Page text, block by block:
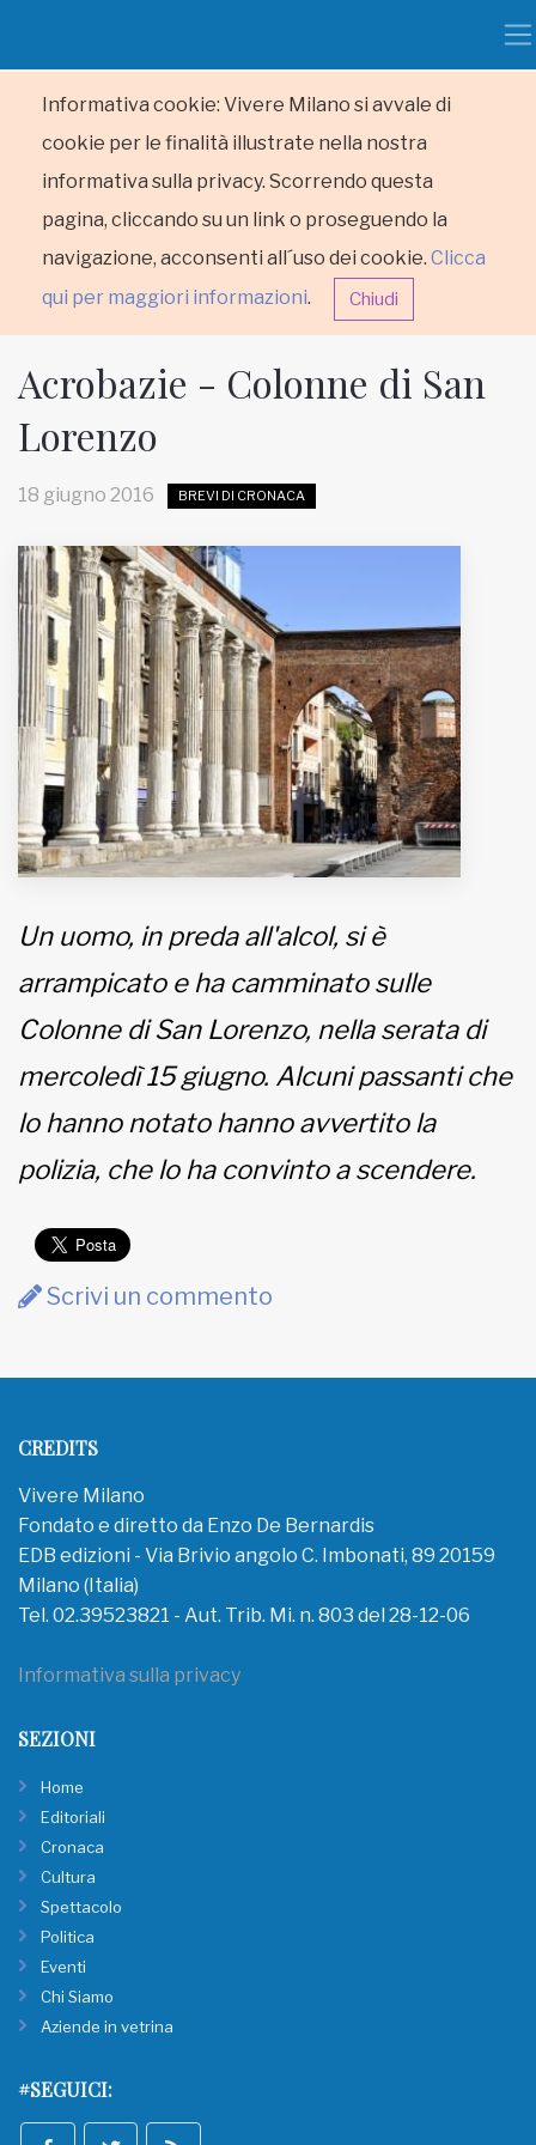
Informativa cookie: Vivere Milano si avvale di
cookie per le finalità illustrate nella nostra
informativa sulla privacy. Scorrendo questa
pagina, cliccando su un link o proseguendo la
navigazione, acconsenti all´uso dei cookie. Clicca
qui per maggiori informazioni. Chiudi
HOME
MUNICIPI
Inviateci le vostre segnalazioni
www.viveremilano.info
Fondato e diretto da Enzo De
Bernardis
EDB edizioni - Via Brivio angolo C.
Imbonati, 89 20159 Milano (Italia)
Acrobazie - Colonne di San
Lorenzo
18 giugno 2016 BREVI DI CRONACA
Un uomo, in preda all'alcol, si è
arrampicato e ha camminato sulle
Colonne di San Lorenzo, nella serata di
mercoledì 15 giugno. Alcuni passanti che
lo hanno notato hanno avvertito la
polizia, che lo ha convinto a scendere.
Scrivi un commento
CREDITS
Vivere Milano
Fondato e diretto da Enzo De Bernardis
EDB edizioni - Via Brivio angolo C. Imbonati, 89 20159
Milano (Italia)
Tel. 02.39523821 - Aut. Trib. Mi. n. 803 del 28-12-06
Informativa sulla privacy
SEZIONI
Home
Editoriali
Cronaca
Cultura
Spettacolo
Politica
Eventi
Chi Siamo
Aziende in vetrina
#SEGUICI: